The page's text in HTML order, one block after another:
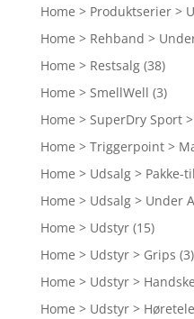
Home > Produktserier >
Home > Rehband >
Home > Restsalg (38)
Home > SmellWell (3)
Home > SuperDry Sport
Home > Triggerpoint >
Home > Udsalg > Pakke-
Home > Udsalg > Under
Home > Udstyr (15)
Home > Udstyr > Grips (3)
Home > Udstyr >
Home > Udstyr >